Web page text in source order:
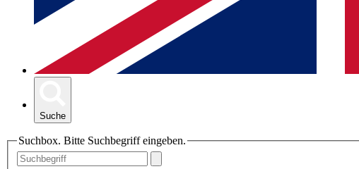
Suche
Suchbox. Bitte Suchbegriff eingeben.